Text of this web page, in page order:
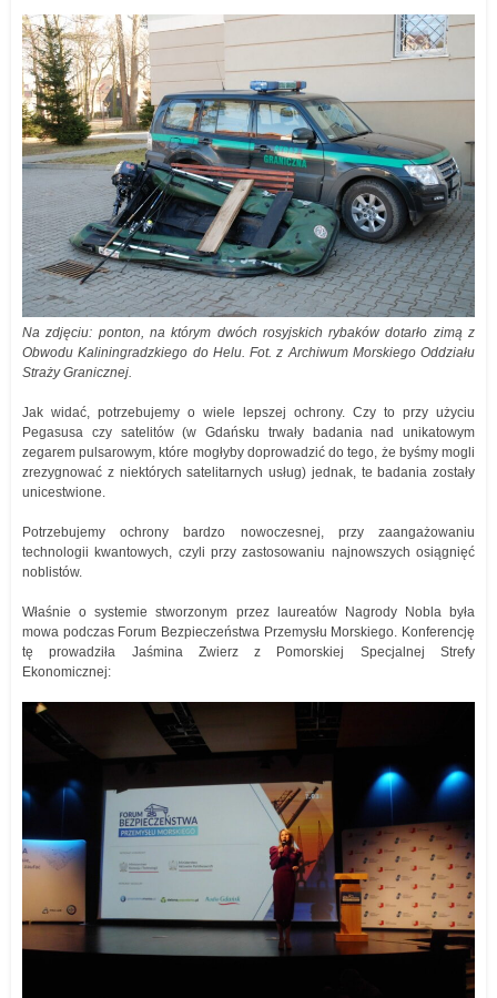
Na zdjęciu: ponton, na którym dwóch rosyjskich rybaków dotarło zimą z
Obwodu Kaliningradzkiego do Helu. Fot. z Archiwum Morskiego Oddziału
Straży Granicznej.
Jak widać, potrzebujemy o wiele lepszej ochrony. Czy to przy użyciu
Pegasusa czy satelitów (w Gdańsku trwały badania nad unikatowym
zegarem pulsarowym, które mogłyby doprowadzić do tego, że byśmy mogli
zrezygnować z niektórych satelitarnych usług) jednak, te badania zostały
unicestwione.
Potrzebujemy ochrony bardzo nowoczesnej, przy zaangażowaniu
technologii kwantowych, czyli przy zastosowaniu najnowszych osiągnięć
noblistów.
Właśnie o systemie stworzonym przez laureatów Nagrody Nobla była
mowa podczas Forum Bezpieczeństwa Przemysłu Morskiego. Konferencję
tę prowadziła Jaśmina Zwierz z Pomorskiej Specjalnej Strefy
Ekonomicznej: